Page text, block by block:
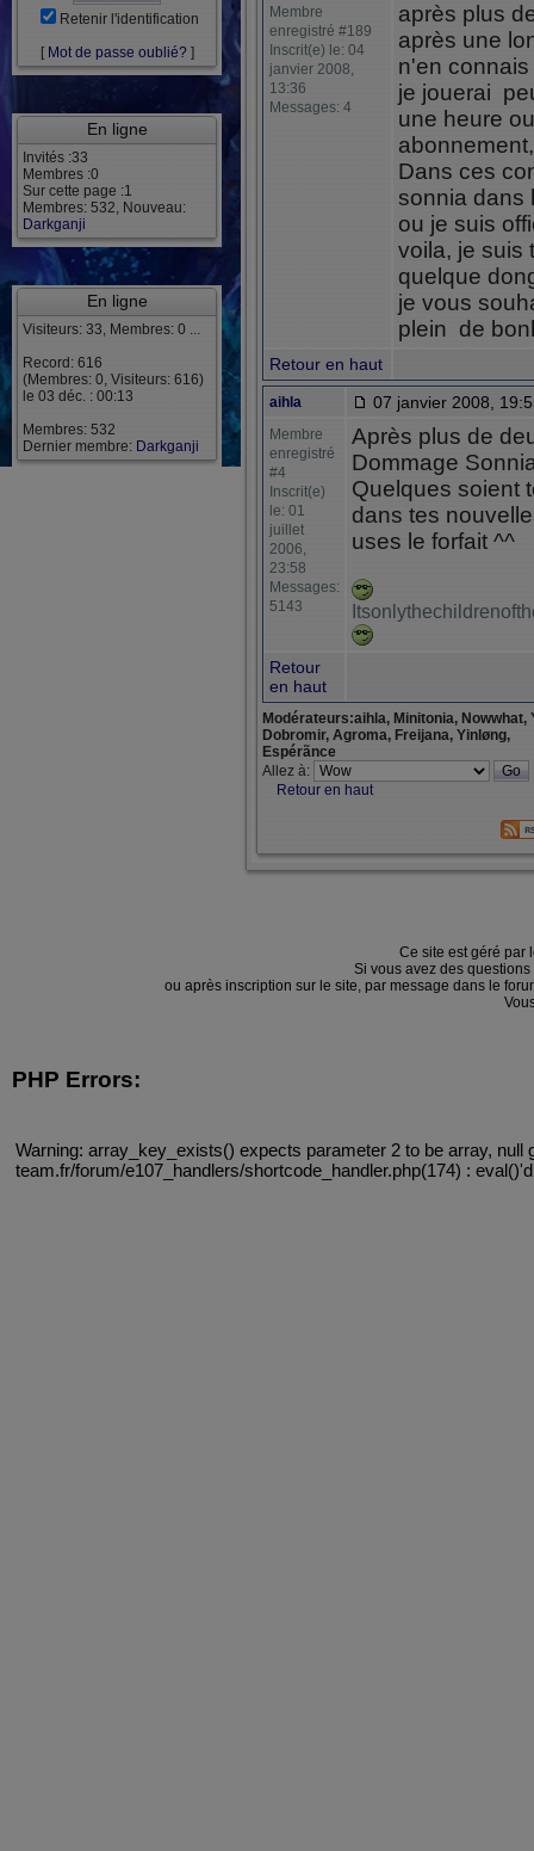
Retenir l'identification
[ Mot de passe oublié? ]
En ligne
Invités :33
Membres :0
Sur cette page :1
Membres: 532, Nouveau:
Darkganji
En ligne
Visiteurs: 33, Membres: 0 ...
Record: 616
(Membres: 0, Visiteurs: 616)
le 03 déc. : 00:13
Membres: 532
Dernier membre: Darkganji
Membre
enregistré #189
Inscrit(e) le: 04
janvier 2008,
13:36
Messages: 4
après plus
après une
n'en
je jouerai
une heure
Dans ces
sonnia dans
ou je suis
voila, je suis
quelque
je vous
plein de
Retour en haut
aihla 07 janvier 2008,
Membre
enregistré
#4
Inscrit(e)
le: 01
juillet
2006,
23:58
Messages:
5143
Après plus de
Dommage
Quelques soient
dans tes
uses le forfait ^^
Retour
en haut
Modérateurs:aihla, Minitonia, Nowwhat,
Dobromir, Agroma, Freijana, Yinløng,
Espérãnce
Allez à:
Retour en haut
Ce site est géré par
Si vous avez des
ou après inscription sur le site, par message dans le
PHP Errors:
Warning: array_key_exists() expects parameter 2 to be array, null
team.fr/forum/e107_handlers/shortcode_handler.php(174) :